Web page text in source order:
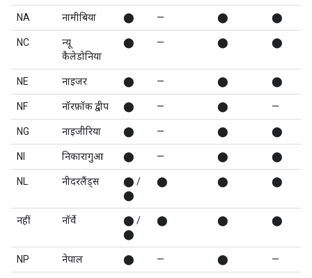
NA नामीबिया ⬤ — ⬤ ⬤
NC
न्यू
कैलेडोनिया
⬤ — ⬤ ⬤
NE नाइजर ⬤ — ⬤ ⬤
NF नॉरफ़ॉक द्वीप ⬤ — ⬤ —
NG नाइजीरिया ⬤ — ⬤ ⬤
NI निकारागुआ ⬤ — ⬤ ⬤
NL नीदरलैंड्स
⬤ /
⬤
⬤ ⬤ ⬤
नहीं नॉर्वे
⬤ /
⬤
⬤ ⬤ ⬤
NP नेपाल ⬤ — ⬤ —